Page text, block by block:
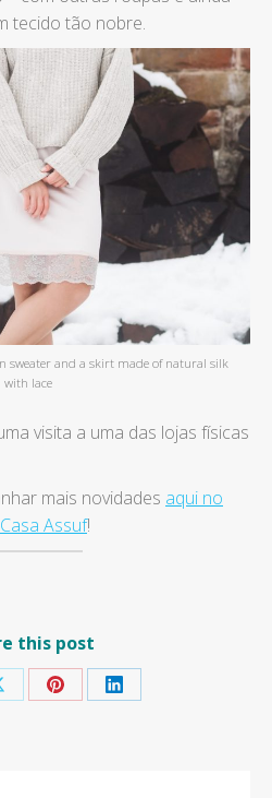
tecido tão nobre.
sweater and a skirt made of natural silk
with lace
visita a uma das lojas físicas
mais novidades aqui no
Assuf!
this post
Share Share